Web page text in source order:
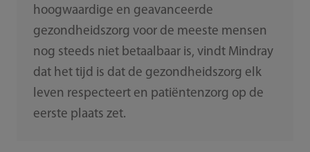
hoogwaardige en geavanceerde
gezondheidszorg voor de meeste mensen
nog steeds niet betaalbaar is, vindt Mindray
dat het tijd is dat de gezondheidszorg elk
leven respecteert en patiëntenzorg op de
eerste plaats zet.